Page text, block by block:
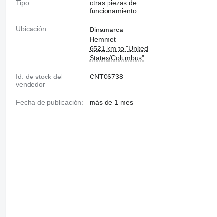
Tipo:
otras piezas de
funcionamiento
Ubicación:
Dinamarca
Hemmet
6521 km to "United
States/Columbus"
Id. de stock del
vendedor:
CNT06738
Fecha de publicación: más de 1 mes